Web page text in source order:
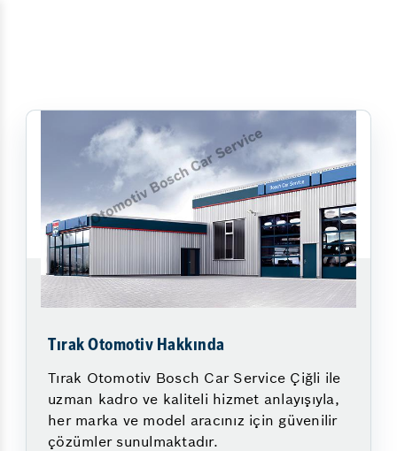
Tırak Otomotiv Hakkında
Tırak Otomotiv Bosch Car Service Çiğli ile
uzman kadro ve kaliteli hizmet anlayışıyla,
her marka ve model aracınız için güvenilir
çözümler sunulmaktadır.